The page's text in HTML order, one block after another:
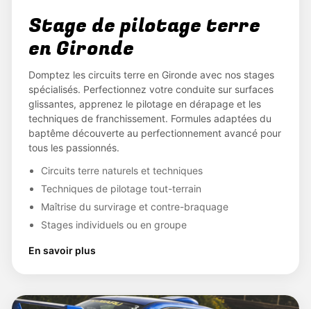
Stage de pilotage terre
en Gironde
Domptez les circuits terre en Gironde avec nos stages
spécialisés. Perfectionnez votre conduite sur surfaces
glissantes, apprenez le pilotage en dérapage et les
techniques de franchissement. Formules adaptées du
baptême découverte au perfectionnement avancé pour
tous les passionnés.
Circuits terre naturels et techniques
Techniques de pilotage tout-terrain
Maîtrise du survirage et contre-braquage
Stages individuels ou en groupe
En savoir plus